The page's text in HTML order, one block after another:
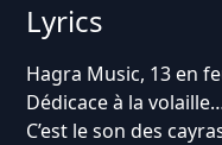
Lyrics
Hagra Music, 13 en
Dédicace à la
C’est le son des